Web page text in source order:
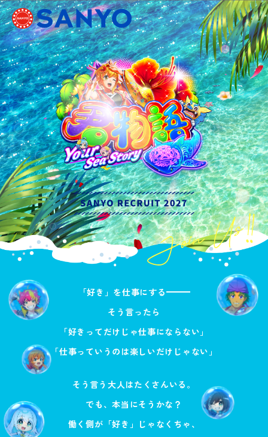
「好き」を仕事にする
そう言ったら
「好きってだけじゃ仕事にならない」
「仕事っていうのは楽しいだけじゃない」
そう言う大人はたくさんいる。
でも、本当にそうかな？
働く側が「好き」じゃなくちゃ、